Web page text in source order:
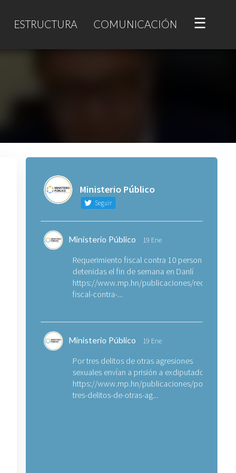
ESTRUCTURA COMUNICACIÓN ☰
Ministerio Público
Seguir
Ministerio Público 19 Ene
Requerimiento fiscal contra 10 personas
detenidas el fin de semana en Danlí
https://www.mp.hn/publicaciones/
fiscal-contra-...
Ministerio Público 19 Ene
Por tres delitos de otras agresiones
sexuales envían a prisión a exdiputado
https://www.mp.hn/publicaciones/por-
tres-delitos-de-otras-ag...